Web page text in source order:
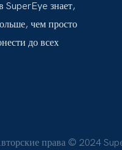
SuperEye знает,
чем просто
до всех
права © 2024